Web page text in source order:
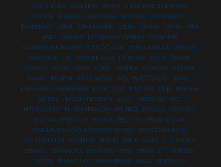
8 DE JANEIRO ACADEMIA AFFAIR
ALEXANDRE DE MORAES
ANISTIA
ANÁPOLIS APARECIDA BARROSO
BOLSONARO
BOMBEIROS
BRASIL CHARLIE KIRK CLIMA COMIDA COP30
CPMI
CRISE
CÂMARA DIPLOMACIA DIREITA
ECONOMIA
EDUARDO BOLSONARO
ELEIÇÕES 2026 ELISA DA SAÚDE
ESPORTE
ESQUERDA
EUA FAIXA DE GAZA FAMOSOS FELCA
FESTIVAL
FRAUDES
GOIAS GOIÁS GOIÁS GOIÂNIA GOVERNO
GUERRA
HAMAS
HOMEM HUGO MOTTA INSS INVESTIGAÇÃO
ISRAEL
LIBERDADE DE EXPRESSÃO
LOOK LULA MADURO MILEI
MORAES
MORRE
NIKOLAS FERREIRA NOVO OPERAÇÃO
PCC
PERSEGUIÇÃO
PL POLARIZAÇÃO POLITICA POLITÍCA
POLÊMICA
POLÍTICA
PRESO PT RECEITA RECEITAS
REDES SOCIAIS
REGULAMENTAÇÃO DAS REDES SOCIAIS
RELACIONAMENTO
RIO DE JANEIRO
ROMANCE ROMEU ZEMA SAÚDE
SEGURANÇA
SENADO
SEPARAÇÃO SERTANEJO SEXO SHOW STF
TARCÍSIO
TEATRO
TRUMP UFG UNIÃO BRASIL VAGAS
VENEZUELA